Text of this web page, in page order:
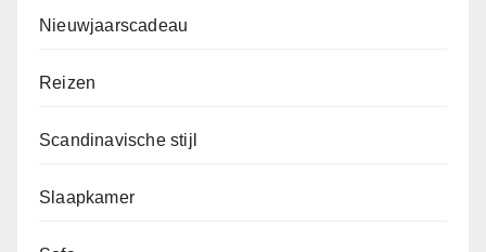
Nieuwjaarscadeau
Reizen
Scandinavische stijl
Slaapkamer